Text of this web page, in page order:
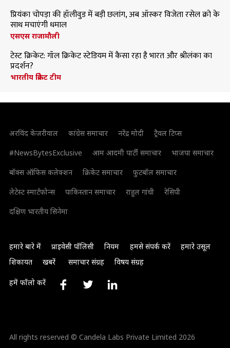
प्रियंका चोपड़ा की हॉलीवुड में बड़ी छलांग, अब ऑस्कर विजेता रसेल क्रो के
साथ मचाएंगी धमाल
एसएस राजामौली
टेस्ट क्रिकेट: गॉल क्रिकेट स्टेडियम में कैसा रहा है भारत और श्रीलंका का
प्रदर्शन?
भारतीय क्रिकेट टीम
अरविंद केजरीवाल कांग्रेस समाचार नरेंद्र मोदी
ट्रैवल टिप्स
#NewsBytesExclusive
आम आदमी पार्टी समाचार
भाजपा समाचार
बॉक्स ऑफिस कलेक्शन
क्रिकेट समाचार
फुटबॉल समाचार
लेटेस्ट स्मार्टफोन्स
पाकिस्तान समाचार राहुल गांधी
रेसिपी
दक्षिण भारतीय सिनेमा
हमारे बारे में प्राइवेसी पॉलिसी नियम हमसे संपर्क करें
हमारे उसूल
शिकायत
खबरें समाचार संग्रह विषय संग्रह
हमें फॉलो करें
All rights reserved © Candela Labs Private Limited 2026